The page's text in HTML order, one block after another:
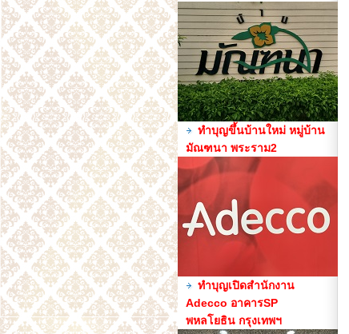
ทำบุญขึ้นบ้านใหม่ หมู่บ้าน
มัณฑนา พระราม2
ทำบุญเปิดสำนักงาน
Adecco อาคารSP
พหลโยธิน กรุงเทพฯ